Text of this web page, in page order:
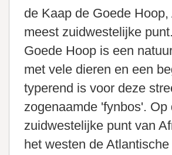
de Kaap de Goede Hoop,
meest zuidwestelijke
Goede Hoop is een
met vele dieren en een
typerend is voor deze
zogenaamde 'fynbos'. Op
zuidwestelijke punt van
het westen de